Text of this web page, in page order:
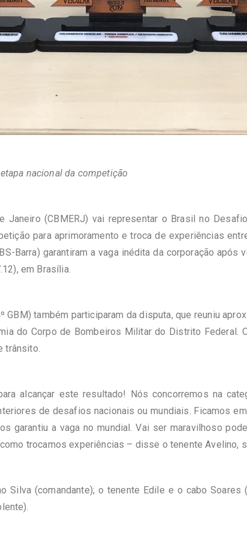
nacional da competição
Janeiro (CBMERJ) vai representar o Brasil no
para aprimoramento e troca de experiências
-Barra) garantiram a vaga inédita da corporação após
em Brasília.
GBM) também participaram da disputa, que reuniu
do Corpo de Bombeiros Militar do Distrito Federal.
trânsito.
alcançar este resultado! Nós concorremos na
de desafios nacionais ou mundiais. Ficamos
garantiu a vaga no mundial. Vai ser maravilhoso
trocamos experiências – disse o tenente Avelino,
Silva (comandante); o tenente Edile e o cabo Soares